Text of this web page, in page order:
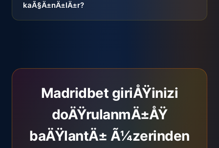
kaÃ§Ä±nÄ±lÄ±r?
Madridbet giriÅŸinizi
doÄŸrulanmÄ±ÅŸ
baÄŸlantÄ± Ã¼zerinden